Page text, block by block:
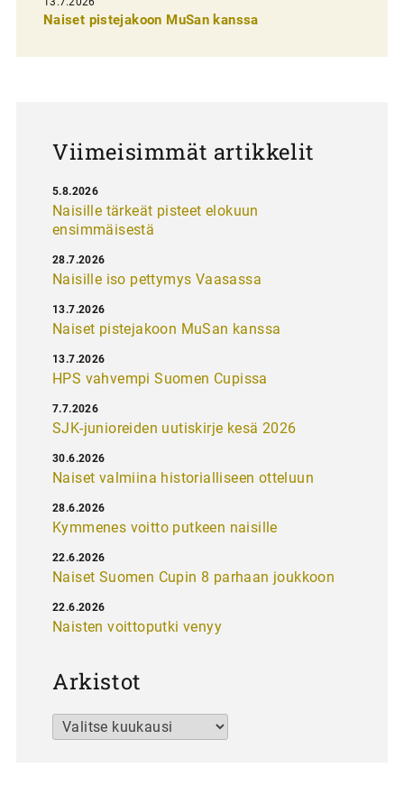
e
Naiset pistejakoon MuSan kanssa
Viimeisimmät artikkelit
Naisille tärkeät pisteet elokuun
ensimmäisestä
5.8.2026
Naisille iso pettymys Vaasassa
28.7.2026
Naiset pistejakoon MuSan kanssa
13.7.2026
HPS vahvempi Suomen Cupissa
13.7.2026
SJK-junioreiden uutiskirje kesä 2026
7.7.2026
Naiset valmiina historialliseen otteluun
30.6.2026
Kymmenes voitto putkeen naisille
28.6.2026
Naiset Suomen Cupin 8 parhaan joukkoon
22.6.2026
Naisten voittoputki venyy
22.6.2026
Arkistot
Arkistot